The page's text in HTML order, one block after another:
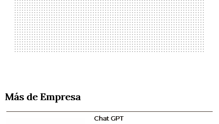
Más de Empresa
Chat GPT